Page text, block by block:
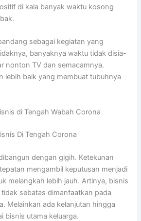
di kala banyak waktu kosong
sebagai kegiatan yang
banyaknya waktu tidak disia-
nonton TV dan semacamnya.
lebih baik yang membuat tubuhnya
di Tengah Wabah Corona
dengan gigih. Ketekunan
mengambil keputusan menjadi
melangkah lebih jauh. Artinya, bisnis
sebatas dimanfaatkan pada
Melainkan ada kelanjutan hingga
bisnis utama keluarga.